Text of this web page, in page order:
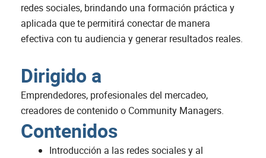
redes sociales, brindando una formación práctica y
aplicada que te permitirá conectar de manera
efectiva con tu audiencia y generar resultados reales.
Dirigido a
Emprendedores, profesionales del mercadeo,
creadores de contenido o Community Managers.
Contenidos
Introducción a las redes sociales y al